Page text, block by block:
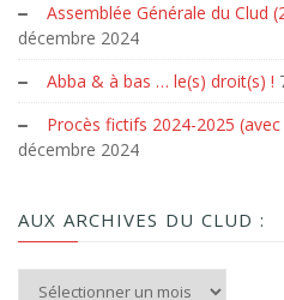
Assemblée Générale du Clud
décembre 2024
Abba & à bas … le(s) droit(s) !
Procès fictifs 2024-2025
décembre 2024
AUX ARCHIVES DU CLUD :
Aux archives du Clud :